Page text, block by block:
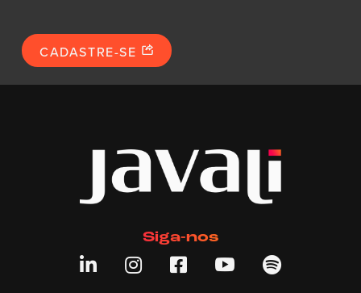
CADASTRE-SE
Siga-nos
    